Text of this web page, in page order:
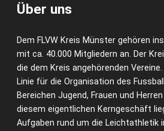
Über uns
Dem FLVW Kreis Münster gehören
mit ca. 40.000 Mitgliedern an. Der
die dem Kreis angehörenden
Linie für die Organisation des
Bereichen Jugend, Frauen und
diesem eigentlichen Kerngeschäft
Aufgaben rund um die Leichtathletik